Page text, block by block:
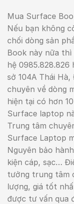
Mua Surface
Nếu bạn không
chối dòng sản
Book này nữa
hệ
sở 104A Thái
chuyên về dòng
hiện tại có hơn
Surface laptop
Trung tâm
Surface Laptop
Nguyên bảo
kiện cáp, sạc…
tưởng trung tâm
lượng, giá tốt
được tư vấn qua